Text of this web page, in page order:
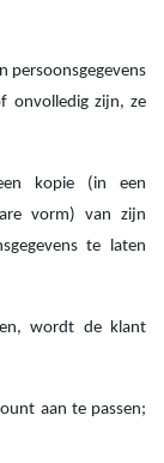
persoonsgegevens
onvolledig zijn, ze
kopie (in een
vorm) van zijn
te laten
wordt de klant
aan te passen;